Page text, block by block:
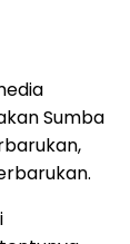
Sumba